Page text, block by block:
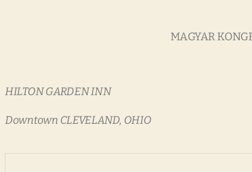
MAGYAR
HILTON GARDEN INN
Downtown CLEVELAND, OHIO